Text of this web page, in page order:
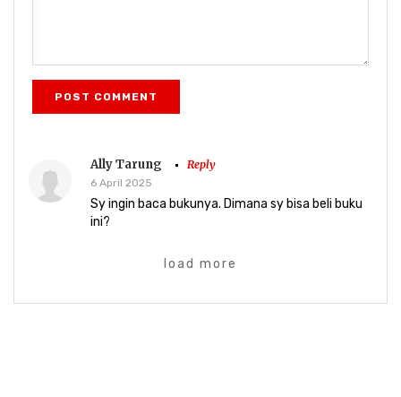
POST COMMENT
Ally Tarung Reply
6 April 2025
Sy ingin baca bukunya. Dimana sy bisa beli buku
ini?
load more